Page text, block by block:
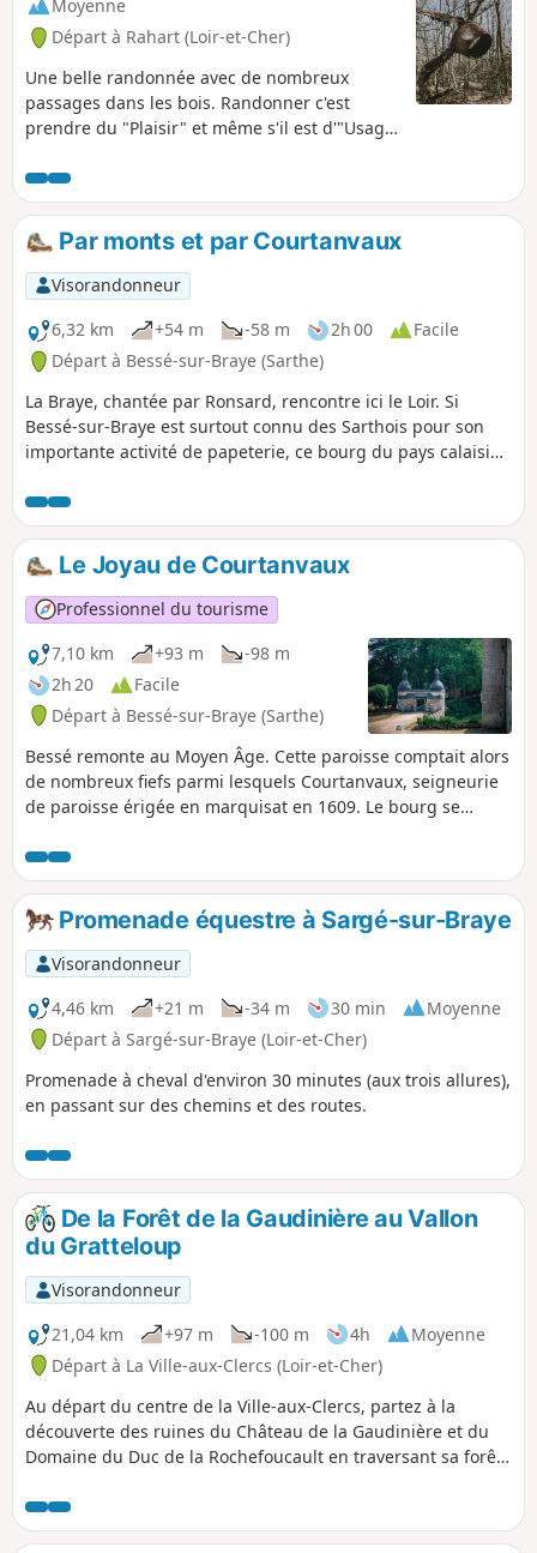
Moyenne
Départ à Rahart (Loir-et-Cher)
Une belle randonnée avec de nombreux
passages dans les bois. Randonner c'est
prendre du "Plaisir" et même s'il est d'"Usage
aucun "Souci " vous arriverez toujours à
l'église.
Par monts et par Courtanvaux
Visorandonneur
6,32 km
+54 m -58 m 2h 00
Facile
Départ à Bessé-sur-Braye (Sarthe)
La Braye, chantée par Ronsard, rencontre ici le Loir. Si
Bessé-sur-Braye est surtout connu des Sarthois pour son
importante activité de papeterie, ce bourg du pays calaisien
Courtanvaux qui aurait accueilli Henri IV. Son grand parc
boisé étant accessible au public librement toute l'année,
c'est le point de départ de cette balade qui explore par
ailleurs un joli bocage sur une petite route goudronnée.
Le Joyau de Courtanvaux
Professionnel du tourisme
7,10 km
+93 m
-98 m
2h 20
Facile
Départ à Bessé-sur-Braye (Sarthe)
Bessé remonte au Moyen Âge. Cette paroisse comptait alors
de nombreux fiefs parmi lesquels Courtanvaux, seigneurie
de paroisse érigée en marquisat en 1609. Le bourg se
l’implantation de sites pré-industriels, comme en
témoignent la fabrique de coton établie par Elie Savatier en
1735 (à la place d’un ancien site de fabrication d’étamines)
ou le moulin à papier créé sur le site de la Roche en 1824.
Ce dernier est devenu depuis le principal site industriel de
la commune.
Promenade équestre à Sargé-sur-Braye
Visorandonneur
4,46 km
+21 m -34 m 30 min
Moyenne
Départ à Sargé-sur-Braye (Loir-et-Cher)
Promenade à cheval d'environ 30 minutes (aux trois allures),
en passant sur des chemins et des routes.
De la Forêt de la Gaudinière au Vallon
du Gratteloup
Visorandonneur
21,04 km
+97 m -100 m 4h
Moyenne
Départ à La Ville-aux-Clercs (Loir-et-Cher)
Au départ du centre de la Ville-aux-Clercs, partez à la
découverte des ruines du Château de la Gaudinière et du
Domaine du Duc de la Rochefoucault en traversant sa forêt.
vers le plan d'eau du village après avoir aperçu la Chapelle
Sainte-Radegonde.